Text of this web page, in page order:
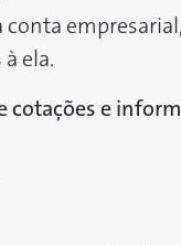
conta
ela.
cotações e